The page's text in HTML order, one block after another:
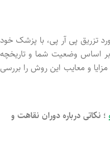
تزریق پی آر پی، با پزشک خود
اساس وضعیت شما و تاریخچه
و معایب این روش را بررسی
؛ نکاتی درباره دوران نقاهت و